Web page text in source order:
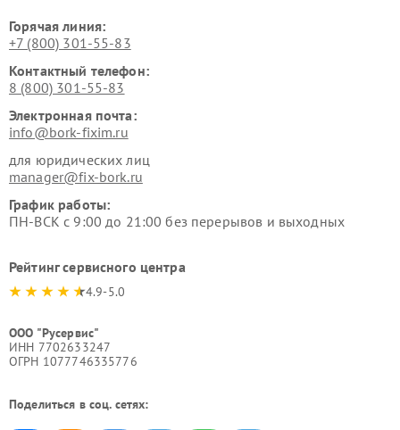
Горячая линия:
+7 (800) 301-55-83
Контактный телефон:
8 (800) 301-55-83
Электронная почта:
info@bork-fixim.ru
для юридических лиц
manager@fix-bork.ru
График работы:
ПН-ВСК с 9:00 до 21:00 без перерывов и выходных
Рейтинг сервисного центра
4.9-5.0
ООО "Русервис"
ИНН 7702633247
ОГРН 1077746335776
Поделиться в соц. сетях: